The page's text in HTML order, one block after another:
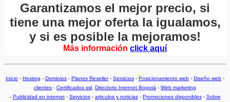
Garantizamos el mejor precio, si
tiene una mejor oferta la igualamos,
y si es posible la mejoramos!
Más información click aquí
Inicio - Hosting - Dominios - Planes Reseller- Servicios - Posicionamiento web - Diseño web -
clientes - Certificados ssl Directorio Internet Bogotá - Web marketing
- Publicidad en internet- Servicios- articulos y noticias- Promociones disponibles- Sobre